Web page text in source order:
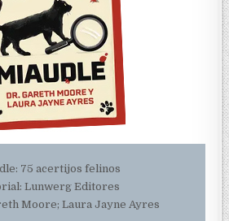
75 acertijos felinos
Lunwerg Editores
Moore; Laura Jayne Ayres